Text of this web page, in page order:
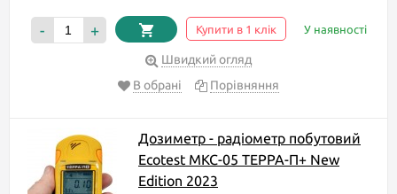
- + Купити в 1 клік У наявності
Швидкий огляд
В обрані
Порівняння
Дозиметр - радіометр побутовий
Ecotest МКС-05 TEPPA-П+ New
Edition 2023